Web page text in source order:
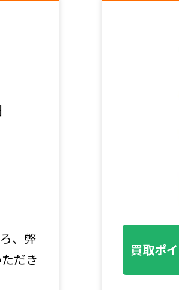
、弊
だき
買取ポ